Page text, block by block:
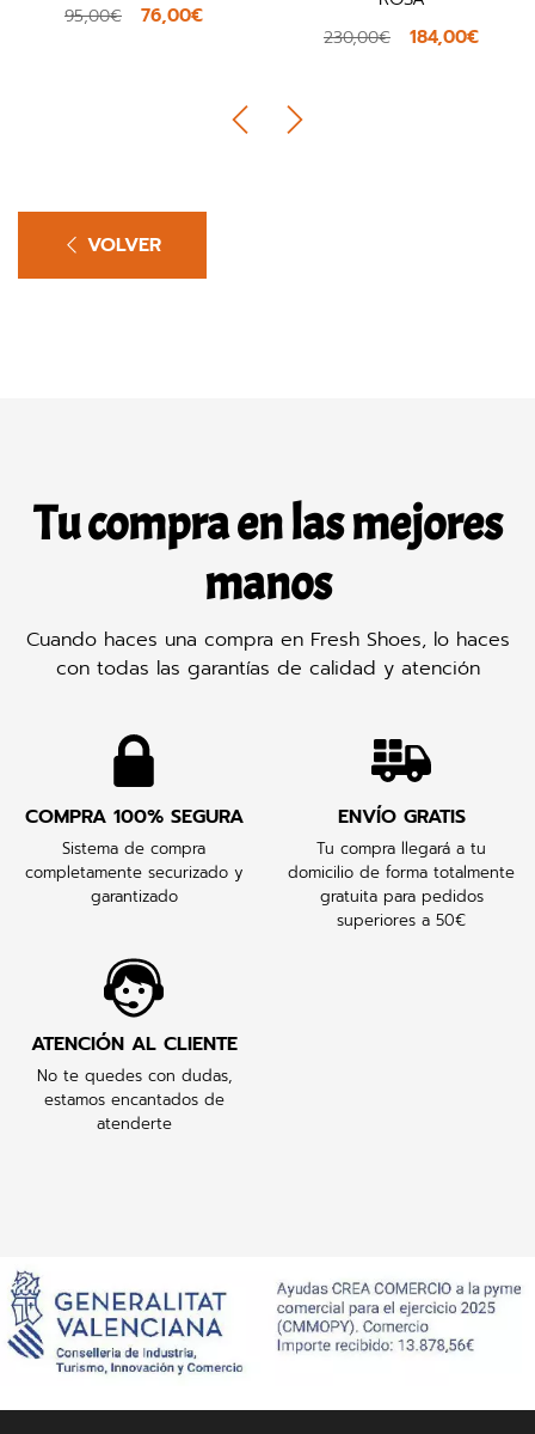
95,00€ 76,00€
230,00€ 184,00€
VOLVER
Tu compra en las mejores
manos
Cuando haces una compra en Fresh Shoes, lo haces
con todas las garantías de calidad y atención
COMPRA 100% SEGURA
Sistema de compra
completamente securizado y
garantizado
ENVÍO GRATIS
Tu compra llegará a tu
domicilio de forma totalmente
gratuita para pedidos
superiores a 50€
ATENCIÓN AL CLIENTE
No te quedes con dudas,
estamos encantados de
atenderte